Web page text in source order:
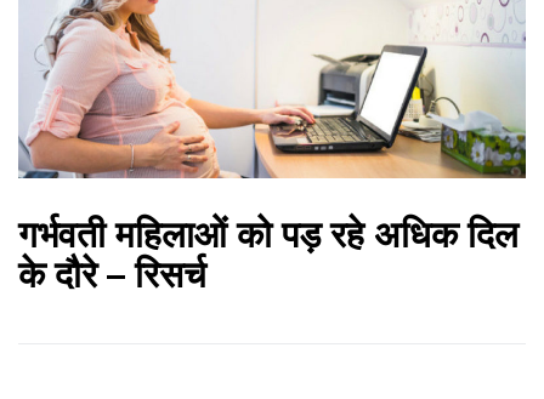
गर्भवती महिलाओं को पड़ रहे अधिक दिल
के दौरे – रिसर्च